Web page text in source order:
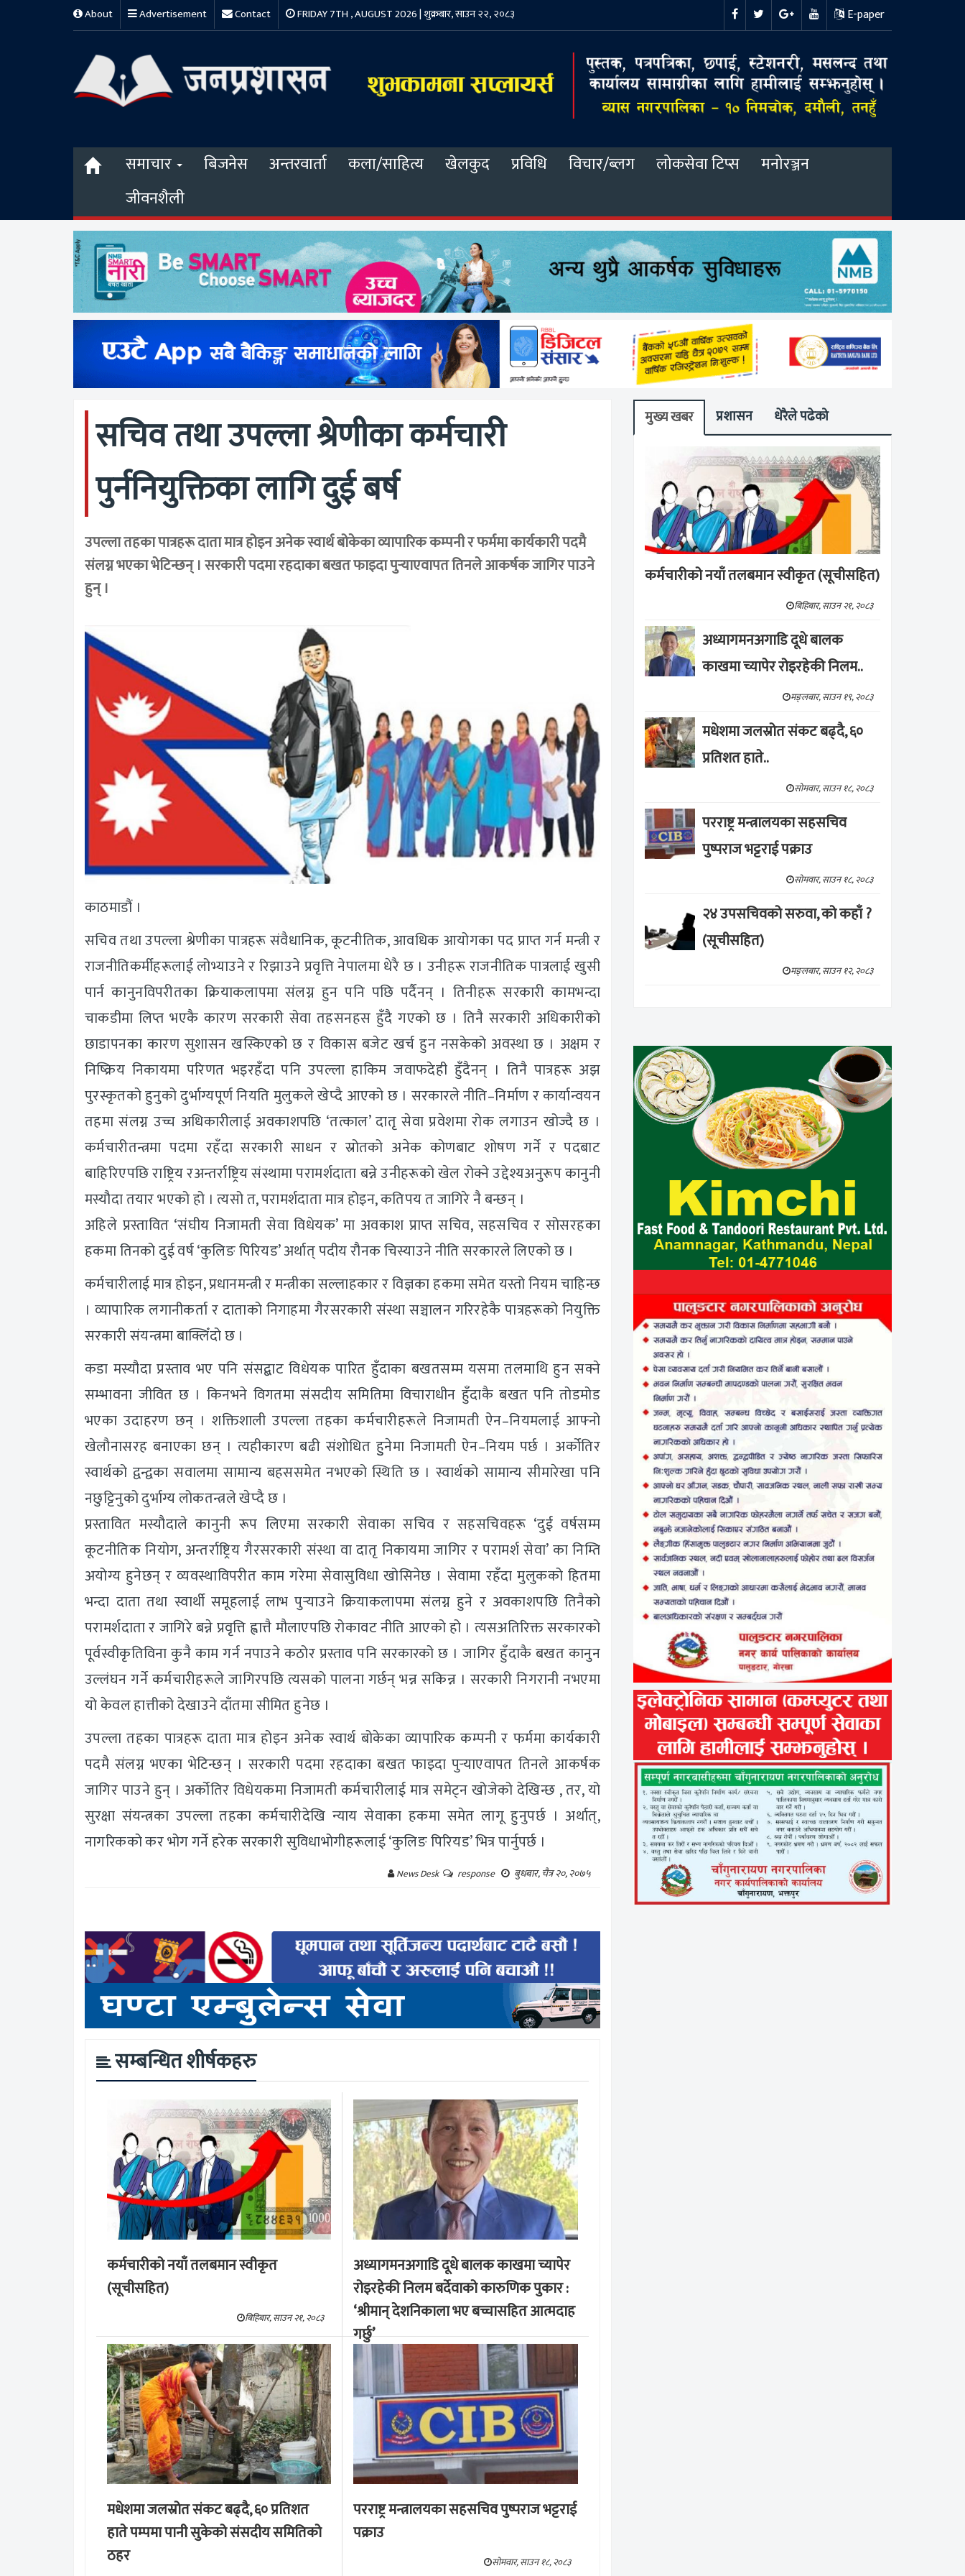
About Advertisement Contact FRIDAY 7TH , AUGUST 2026 | शुक्रबार, साउन २२, २०८३ E-paper
समाचार बिजनेस अन्तरवार्ता कला/साहित्य खेलकुद प्रविधि विचार/ब्लग लोकसेवा टिप्स
मनोरञ्जन
जीवनशैली
सचिव तथा उपल्ला श्रेणीका कर्मचारी
पुर्ननियुक्तिका लागि दुई बर्ष
उपल्ला तहका पात्रहरू दाता मात्र होइन अनेक स्वार्थ बोकेका व्यापारिक कम्पनी र फर्ममा कार्यकारी पदमै
संलग्न भएका भेटिन्छन् । सरकारी पदमा रहदाका बखत फाइदा पुर्‍याएवापत तिनले आकर्षक जागिर पाउने
हुन् ।
काठमाडौं ।
सचिव तथा उपल्ला श्रेणीका पात्रहरू संवैधानिक, कूटनीतिक, आवधिक आयोगका पद प्राप्त गर्न मन्त्री र
राजनीतिकर्मीहरूलाई लोभ्याउने र रिझाउने प्रवृत्ति नेपालमा धेरै छ । उनीहरू राजनीतिक पात्रलाई खुसी
पार्न कानुनविपरीतका क्रियाकलापमा संलग्न हुन पनि पछि पर्दैनन् । तिनीहरू सरकारी कामभन्दा
चाकडीमा लिप्त भएकै कारण सरकारी सेवा तहसनहस हुँदै गएको छ । तिनै सरकारी अधिकारीको
छाडापनका कारण सुशासन खस्किएको छ र विकास बजेट खर्च हुन नसकेको अवस्था छ । अक्षम र
निष्क्रिय निकायमा परिणत भइरहँदा पनि उपल्ला हाकिम जवाफदेही हुँदैनन् । तिनै पात्रहरू अझ
पुरस्कृतको हुनुको दुर्भाग्यपूर्ण नियति मुलुकले खेप्दै आएको छ । सरकारले नीति–निर्माण र कार्यान्वयन
तहमा संलग्न उच्च अधिकारीलाई अवकाशपछि ‘तत्काल’ दातृ सेवा प्रवेशमा रोक लगाउन खोज्दै छ ।
कर्मचारीतन्त्रमा पदमा रहँदा सरकारी साधन र स्रोतको अनेक कोणबाट शोषण गर्ने र पदबाट
बाहिरिएपछि राष्ट्रिय रअन्तर्राष्ट्रिय संस्थामा परामर्शदाता बन्ने उनीहरूको खेल रोक्ने उद्देश्यअनुरूप कानुनी
मस्यौदा तयार भएको हो । त्यसो त, परामर्शदाता मात्र होइन, कतिपय त जागिरे नै बन्छन् ।
अहिले प्रस्तावित ‘संघीय निजामती सेवा विधेयक’ मा अवकाश प्राप्त सचिव, सहसचिव र सोसरहका
हकमा तिनको दुई वर्ष ‘कुलिङ पिरियड’ अर्थात् पदीय रौनक चिस्याउने नीति सरकारले लिएको छ ।
कर्मचारीलाई मात्र होइन, प्रधानमन्त्री र मन्त्रीका सल्लाहकार र विज्ञका हकमा समेत यस्तो नियम चाहिन्छ
। व्यापारिक लगानीकर्ता र दाताको निगाहमा गैरसरकारी संस्था सञ्चालन गरिरहेकै पात्रहरूको नियुक्ति
सरकारी संयन्त्रमा बाक्लिँदो छ ।
कडा मस्यौदा प्रस्ताव भए पनि संसद्बाट विधेयक पारित हुँदाका बखतसम्म यसमा तलमाथि हुन सक्ने
सम्भावना जीवित छ । किनभने विगतमा संसदीय समितिमा विचाराधीन हुँदाकै बखत पनि तोडमोड
भएका उदाहरण छन् । शक्तिशाली उपल्ला तहका कर्मचारीहरूले निजामती ऐन–नियमलाई आफ्नो
खेलौनासरह बनाएका छन् । त्यहीकारण बढी संशोधित हुुनेमा निजामती ऐन–नियम पर्छ । अर्कोतिर
स्वार्थको द्वन्द्वका सवालमा सामान्य बहससमेत नभएको स्थिति छ । स्वार्थको सामान्य सीमारेखा पनि
नछुट्टिनुको दुर्भाग्य लोकतन्त्रले खेप्दै छ ।
प्रस्तावित मस्यौदाले कानुनी रूप लिएमा सरकारी सेवाका सचिव र सहसचिवहरू ‘दुई वर्षसम्म
कूटनीतिक नियोग, अन्तर्राष्ट्रिय गैरसरकारी संस्था वा दातृ निकायमा जागिर र परामर्श सेवा’ का निम्ति
अयोग्य हुनेछन् र व्यवस्थाविपरीत काम गरेमा सेवासुविधा खोसिनेछ । सेवामा रहँदा मुलुकको हितमा
भन्दा दाता तथा स्वार्थी समूहलाई लाभ पुर्‍याउने क्रियाकलापमा संलग्न हुने र अवकाशपछि तिनैको
परामर्शदाता र जागिरे बन्ने प्रवृत्ति ह्वात्तै मौलाएपछि रोकावट नीति आएको हो । त्यसअतिरिक्त सरकारको
पूर्वस्वीकृतिविना कुनै काम गर्न नपाउने कठोर प्रस्ताव पनि सरकारको छ । जागिर हुँदाकै बखत कानुन
उल्लंघन गर्ने कर्मचारीहरूले जागिरपछि त्यसको पालना गर्छन् भन्न सकिन्न । सरकारी निगरानी नभएमा
यो केवल हात्तीको देखाउने दाँतमा सीमित हुनेछ ।
उपल्ला तहका पात्रहरू दाता मात्र होइन अनेक स्वार्थ बोकेका व्यापारिक कम्पनी र फर्ममा कार्यकारी
पदमै संलग्न भएका भेटिन्छन् । सरकारी पदमा रहदाका बखत फाइदा पुर्‍याएवापत तिनले आकर्षक
जागिर पाउने हुन् । अर्कोतिर विधेयकमा निजामती कर्मचारीलाई मात्र समेट्न खोजेको देखिन्छ , तर, यो
सुरक्षा संयन्त्रका उपल्ला तहका कर्मचारीदेखि न्याय सेवाका हकमा समेत लागू हुनुपर्छ । अर्थात्,
नागरिकको कर भोग गर्ने हरेक सरकारी सुविधाभोगीहरूलाई ‘कुलिङ पिरियड’ भित्र पार्नुपर्छ ।
News Desk response बुधबार, चैत्र २०, २०७५
सम्बन्धित शीर्षकहरु
कर्मचारीको नयाँ तलबमान स्वीकृत
(सूचीसहित)
बिहिबार, साउन २१, २०८३
अध्यागमनअगाडि दूधे बालक काखमा च्यापेर
रोइरहेकी निलम बर्देवाको कारुणिक पुकार :
‘श्रीमान् देशनिकाला भए बच्चासहित आत्मदाह
गर्छु’
मङ्लबार, साउन १९, २०८३
मधेशमा जलस्रोत संकट बढ्दै, ६० प्रतिशत
हाते पम्पमा पानी सुकेको संसदीय समितिको
ठहर
परराष्ट्र मन्त्रालयका सहसचिव पुष्पराज भट्टराई
पक्राउ
सोमवार, साउन १८, २०८३
मुख्य खबर प्रशासन धेरैले पढेको
कर्मचारीको नयाँ तलबमान स्वीकृत (सूचीसहित)
बिहिबार, साउन २१, २०८३
अध्यागमनअगाडि दूधे बालक
काखमा च्यापेर रोइरहेकी निलम..
मङ्लबार, साउन १९, २०८३
मधेशमा जलस्रोत संकट बढ्दै, ६०
प्रतिशत हाते..
सोमवार, साउन १८, २०८३
परराष्ट्र मन्त्रालयका सहसचिव
पुष्पराज भट्टराई पक्राउ
सोमवार, साउन १८, २०८३
२४ उपसचिवको सरुवा, को कहाँ ?
(सूचीसहित)
मङ्लबार, साउन १२, २०८३